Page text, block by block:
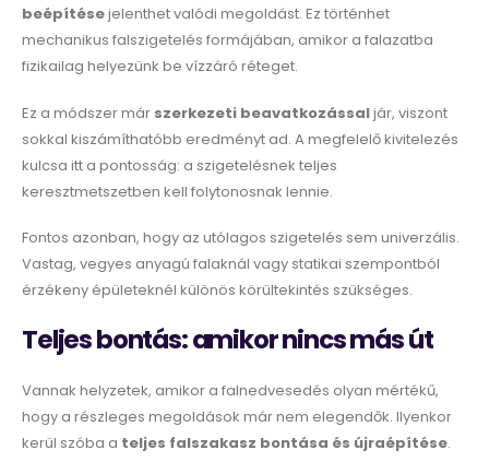
beépítésejelenthet valódi megoldást. Ez történhet
mechanikus falszigetelés formájában, amikor a falazatba
fizikailag helyezünk be vízzáró réteget.
Ez a módszer már szerkezeti beavatkozássaljár, viszont
sokkal kiszámíthatóbb eredményt ad. A megfelelő kivitelezés
kulcsa itt a pontosság: a szigetelésnek teljes
keresztmetszetben kell folytonosnak lennie.
Fontos azonban, hogy az utólagos szigetelés sem univerzális.
Vastag, vegyes anyagú falaknál vagy statikai szempontból
érzékeny épületeknél különös körültekintés szükséges.
Teljes bontás: amikor nincs más út
Vannak helyzetek, amikor a falnedvesedés olyan mértékű,
hogy a részleges megoldások már nem elegendők. Ilyenkor
kerül szóba a teljes falszakasz bontása és újraépítése.